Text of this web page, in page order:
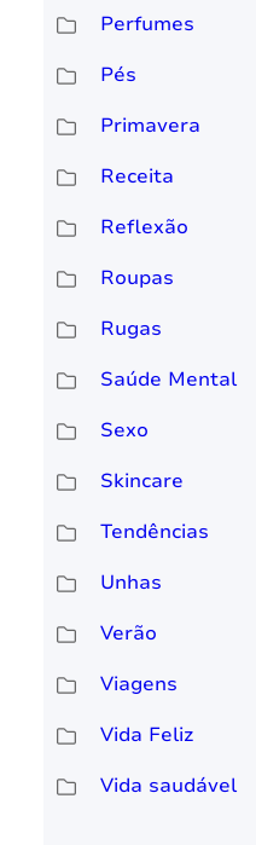
Perfumes
Pés
Primavera
Receita
Reflexão
Roupas
Rugas
Saúde Mental
Sexo
Skincare
Tendências
Unhas
Verão
Viagens
Vida Feliz
Vida saudável